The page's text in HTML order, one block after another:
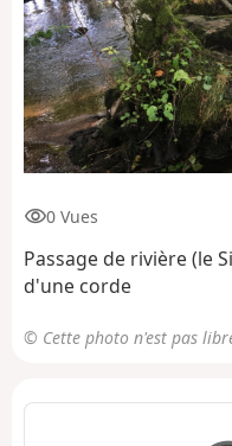
0 Vues
Passage de rivière (le
d'une corde
© Cette photo n'est pas